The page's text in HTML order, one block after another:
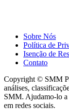
Sobre Nós
Política de
Isenção de
Contato
Copyright © SMM
análises,
SMM. Ajudamo-lo a
em redes sociais.